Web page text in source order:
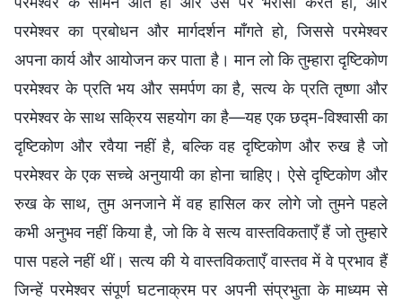
परमेश्वर का प्रबोधन और मार्गदर्शन माँगते हो, जिससे परमेश्वर
अपना कार्य और आयोजन कर पाता है। मान लो कि तुम्हारा दृष्टिकोण
परमेश्वर के प्रति भय और समर्पण का है, सत्य के प्रति तृष्णा और
परमेश्वर के साथ सक्रिय सहयोग का है—यह एक छद्म-विश्वासी का
दृष्टिकोण और रवैया नहीं है, बल्कि वह दृष्टिकोण और रुख है जो
परमेश्वर के एक सच्चे अनुयायी का होना चाहिए। ऐसे दृष्टिकोण और
रुख के साथ, तुम अनजाने में वह हासिल कर लोगे जो तुमने पहले
कभी अनुभव नहीं किया है, जो कि वे सत्य वास्तविकताएँ हैं जो तुम्हारे
पास पहले नहीं थीं। सत्य की ये वास्तविकताएँ वास्तव में वे प्रभाव हैं
जिन्हें परमेश्वर संपूर्ण घटनाक्रम पर अपनी संप्रभुता के माध्यम से